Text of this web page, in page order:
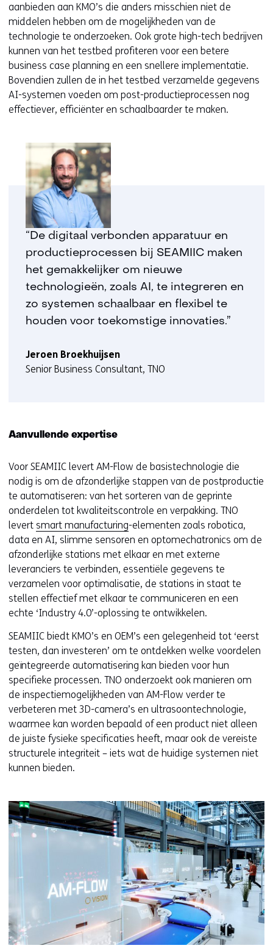
aanbieden aan KMO’s die anders misschien niet de
middelen hebben om de mogelijkheden van de
technologie te onderzoeken. Ook grote high-tech bedrijven
kunnen van het testbed profiteren voor een betere
business case planning en een snellere implementatie.
Bovendien zullen de in het testbed verzamelde gegevens
AI-systemen voeden om post-productieprocessen nog
effectiever, efficiënter en schaalbaarder te maken.
“De digitaal verbonden apparatuur en
productieprocessen bij SEAMIIC maken
het gemakkelijker om nieuwe
technologieën, zoals AI, te integreren en
zo systemen schaalbaar en flexibel te
houden voor toekomstige innovaties.”
Jeroen Broekhuijsen
Senior Business Consultant, TNO
Aanvullende expertise
Voor SEAMIIC levert AM-Flow de basistechnologie die
nodig is om de afzonderlijke stappen van de postproductie
te automatiseren: van het sorteren van de geprinte
onderdelen tot kwaliteitscontrole en verpakking. TNO
levert smart manufacturing-elementen zoals robotica,
data en AI, slimme sensoren en optomechatronics om de
afzonderlijke stations met elkaar en met externe
leveranciers te verbinden, essentiële gegevens te
verzamelen voor optimalisatie, de stations in staat te
stellen effectief met elkaar te communiceren en een
echte ‘Industry 4.0’-oplossing te ontwikkelen.
SEAMIIC biedt KMO’s en OEM’s een gelegenheid tot ‘eerst
testen, dan investeren’ om te ontdekken welke voordelen
geïntegreerde automatisering kan bieden voor hun
specifieke processen. TNO onderzoekt ook manieren om
de inspectiemogelijkheden van AM-Flow verder te
verbeteren met 3D-camera’s en ultrasoontechnologie,
waarmee kan worden bepaald of een product niet alleen
de juiste fysieke specificaties heeft, maar ook de vereiste
structurele integriteit – iets wat de huidige systemen niet
kunnen bieden.